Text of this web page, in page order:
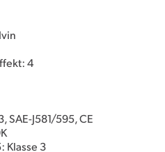
4
SAE-J581/595, CE
Klasse 3